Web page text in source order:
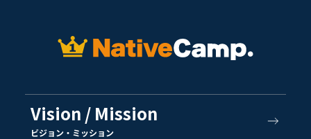
Vision / Mission
ビジョン・ミッション